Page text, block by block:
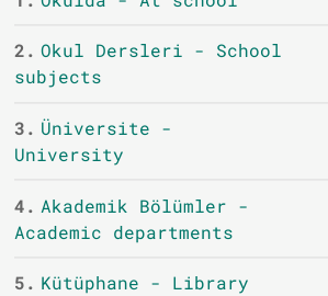
2. Okul Dersleri - School
subjects
3. Üniversite -
University
4. Akademik Bölümler -
Academic departments
5. Kütüphane - Library